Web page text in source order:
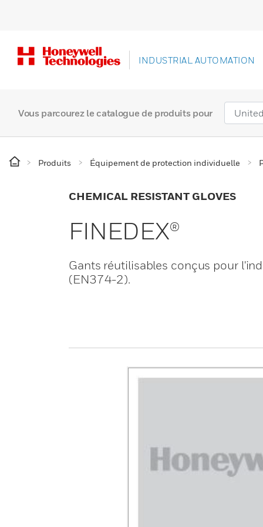
INDUSTRIAL AUTOMATION
Vous parcourez le catalogue de produits pour
Produits Équipement de protection individuelle
CHEMICAL RESISTANT GLOVES
FINEDEX®
Gants réutilisables conçus pour
(EN374-2).